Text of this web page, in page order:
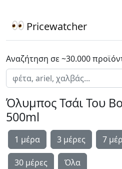
Pricewatcher
Αναζήτηση σε ~30.000
Όλυμπος Τσάι Του
500ml
1 μέρα 3 μέρες 7
30 μέρες Όλα